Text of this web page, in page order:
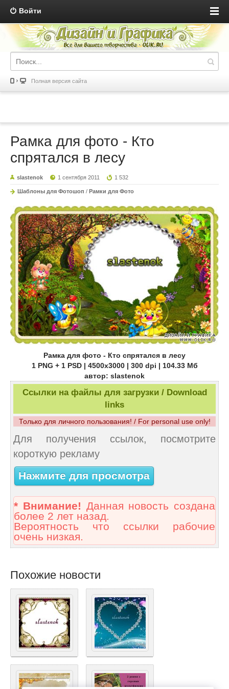
Войти
Полная версия сайта
Рамка для фото - Кто
спрятался в лесу
slastenok 1 сентября 2011 1 532
Шаблоны для Фотошоп / Рамки для Фото
Рамка для фото - Кто спрятался в лесу
1 PNG + 1 PSD | 4500x3000 | 300 dpi | 104.33 Mб
автор: slastenok
Ссылки на файлы для загрузки / Download
links
Только для личного пользования! / For personal use only!
Для получения ссылок, посмотрите
короткую рекламу
Нажмите для просмотра
* Внимание! Данная новость создана
более 2 лет назад.
Вероятность что ссылки рабочие
очень низкая.
Похожие новости